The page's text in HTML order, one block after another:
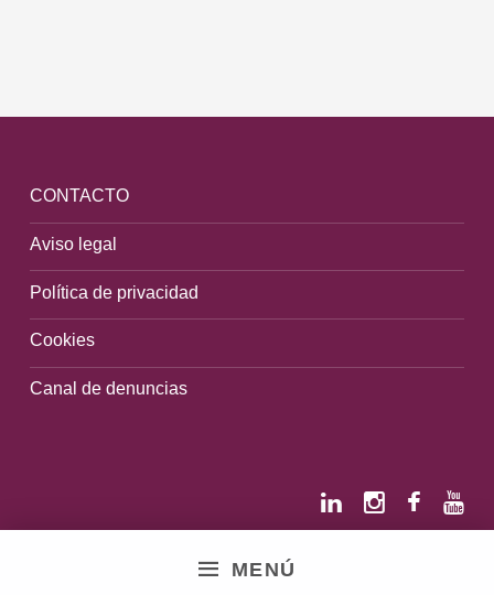
MENÚ
CONTACTO
Aviso legal
Política de privacidad
Cookies
Canal de denuncias